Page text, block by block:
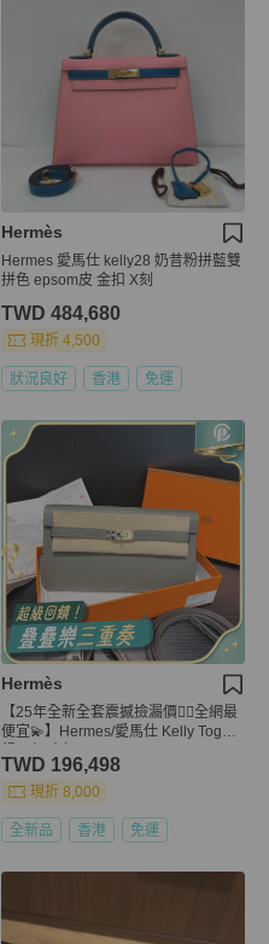
Hermès
Hermes 愛馬仕 kelly28 奶昔粉拼藍雙
拼色 epsom皮 金扣 X刻
TWD 484,680
現折 4,500
狀況良好 香港 免運
Hermès
【25年全新全套震撼撿漏價👍🏻全網最
便宜💫】Hermes/愛馬仕 Kelly Togo
TWD 196,498
現折 8,000
全新品 香港 免運